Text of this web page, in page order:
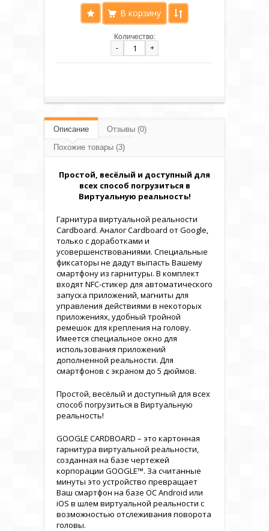
Количество:
-
+
Описание
Отзывы (0)
Похожие товары (3)
Простой, весёлый и доступный для
всех способ погрузиться в
Виртуальную реальность!
Гарнитура виртуальной реальности
Cardboard. Аналог Cardboard от Google,
только с доработками и
усовершенствованиями. Специальные
фиксаторы не дадут выпасть Вашему
смартфону из гарнитуры. В комплект
входят NFC-стикер для автоматического
запуска приложений, магниты для
управления действиями в некоторых
приложениях, удобный тройной
ремешок для крепления на голову.
Имеется специальное окно для
использования приложений
дополненной реальности. Для
смартфонов с экраном до 5 дюймов.
Простой, весёлый и доступный для всех
способ погрузиться в Виртуальную
реальность!
GOOGLE CARDBOARD – это картонная
гарнитура виртуальной реальности,
созданная на базе чертежей
корпорации GOOGLE™. За считанные
минуты это устройство превращает
Ваш смартфон на базе ОС Android или
iOS в шлем виртуальной реальности с
возможностью отслеживания поворота
головы.